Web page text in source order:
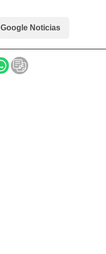
Google Noticias